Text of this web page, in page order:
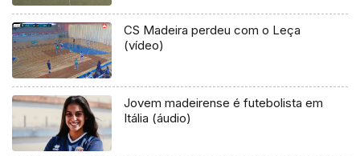
CS Madeira perdeu com o Leça
(vídeo)
Jovem madeirense é futebolista em
Itália (áudio)